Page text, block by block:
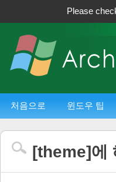
Please
처음으로 윈도우 팁
[theme]에